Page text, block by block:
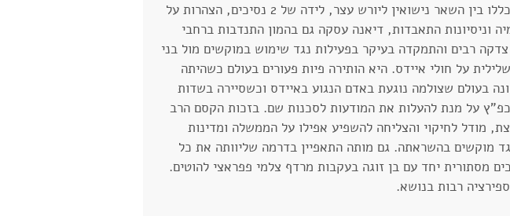
מעבר לחיים מלאי דרמה שכללו בין השאר נישואין ליורש עצר, לידה של 2 נסיכים, הצהרות על
וניסיונות התאבדות, דיאנה עסקה גם בהמון התנדבות ברחבי
רבים והתמקדה בעיקר בפעילות נגד שימוש במוקשים מול בני
על חולי איידס. היא הותירה פיות פעורים בעולם כשהיתה
בעולם שצולמה נוגעת באדם הנגוע באיידס וכשסיירה בשדות
על מנת להעלות את המודעות לסכנות שם. בזכות הקסם הרב
מודל לחיקוי והצליחה להשפיע אפילו על הממשלה ומדינות
מוקשים בהשראתה. גם מותה התאפיין בדרמה שליוותה את כל
מסתורית יחד עם בן זוגה בעקבות מרדף צלמי פפראצי להוטים.
רבות בנושא.